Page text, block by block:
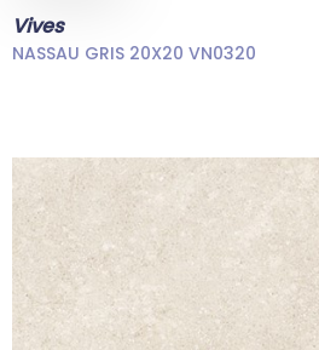
Vives
NASSAU GRIS 20X20 VN0320